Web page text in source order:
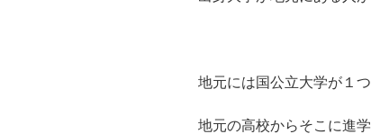
地元には国公立大学が１つ
地元の高校からそこに進